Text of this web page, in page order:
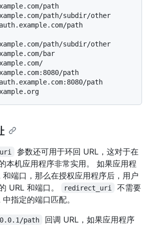
path
path/subdir/other
path
path/subdir/other
bar
path
path
参数还可用于环回 URL，这对于在
本机应用程序非常实用。 如果应用程
和端口，那么在授权应用程序后，用户
URL 和端口。
redirect_uri
不需要
指定的端口匹配。
path
回调 URL，如果应用程序